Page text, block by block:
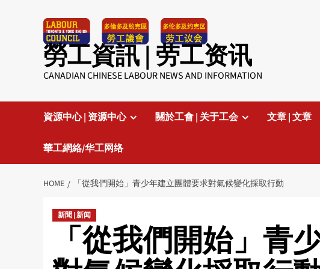
勞工資訊 | 劳工资讯
CANADIAN CHINESE LABOUR NEWS AND INFORMATION
資源中心 | 资源中心 關於工會 | 关于工会 文章 | 文章
華工網絡/华工网络
HOME 「從我們開始」青少年建立團體要求對氣候變化採取行動
新聞 | 新闻
「從我們開始」青